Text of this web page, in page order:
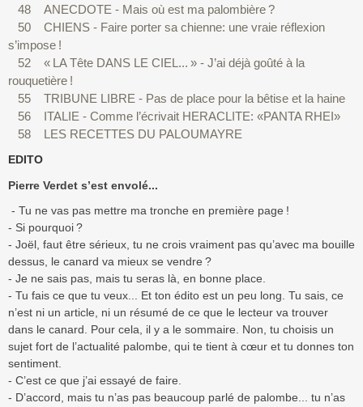
48 ANECDOTE - Mais où est ma palombière ?
50 CHIENS - Faire porter sa chienne: une vraie réflexion
s’impose !
52 « LA Tête DANS LE CIEL... » - J’ai déjà goûté à la
rouquetière !
55 TRIBUNE LIBRE - Pas de place pour la bêtise et la haine
56 ITALIE - Comme l’écrivait HERACLITE: «PANTA RHEI»
58 LES RECETTES DU PALOUMAYRE
EDITO
Pierre Verdet s’est envolé...
- Tu ne vas pas mettre ma tronche en première page !
- Si pourquoi ?
- Joël, faut être sérieux, tu ne crois vraiment pas qu’avec ma bouille
dessus, le canard va mieux se vendre ?
- Je ne sais pas, mais tu seras là, en bonne place.
- Tu fais ce que tu veux... Et ton édito est un peu long. Tu sais, ce
n’est ni un article, ni un résumé de ce que le lecteur va trouver
dans le canard. Pour cela, il y a le sommaire. Non, tu choisis un
sujet fort de l’actualité palombe, qui te tient à cœur et tu donnes ton
sentiment.
- C’est ce que j’ai essayé de faire.
- D’accord, mais tu n’as pas beaucoup parlé de palombe... tu n’as